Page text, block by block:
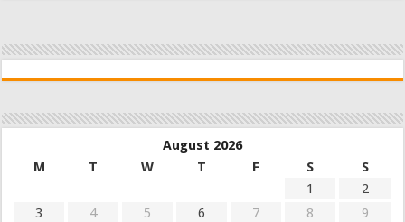
August 2026
M
T W T F S
S
1
2
3
4 5 6 7 8
9